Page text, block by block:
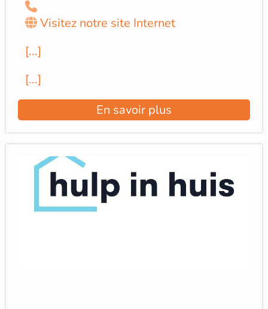
Visitez notre site Internet
[...]
[...]
En savoir plus